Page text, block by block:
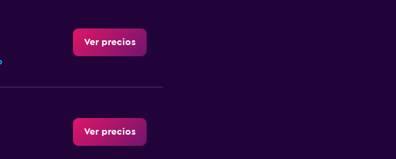
Ver precios
Ver precios